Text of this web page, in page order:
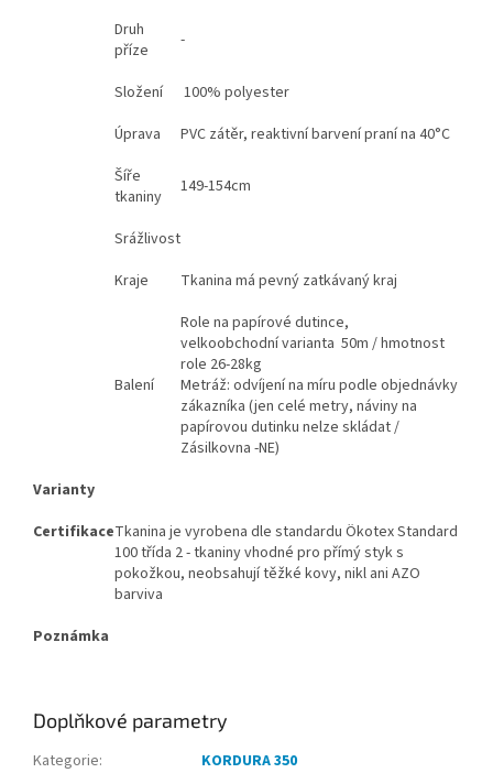
Druh
příze
-
Složení
100% polyester
Úprava
PVC zátěr, reaktivní barvení praní na 40°C
Šíře
tkaniny
149-154cm
Srážlivost
Kraje
Tkanina má pevný zatkávaný kraj
Balení
Role na papírové dutince,
velkoobchodní varianta 50m / hmotnost
role 26-28kg
Metráž: odvíjení na míru podle objednávky
zákazníka (jen celé metry, náviny na
papírovou dutinku nelze skládat /
Zásilkovna -NE)
Varianty
CertifikaceTkanina je vyrobena dle standardu Ökotex Standard
100 třída 2 - tkaniny vhodné pro přímý styk s
pokožkou, neobsahují těžké kovy, nikl ani AZO
barviva
Poznámka
Doplňkové parametry
Kategorie:
KORDURA 350